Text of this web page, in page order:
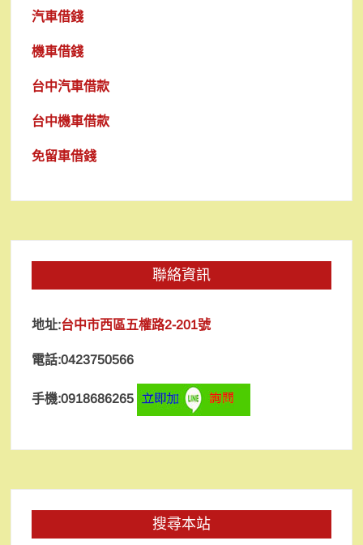
汽車借錢
機車借錢
台中汽車借款
台中機車借款
免留車借錢
聯絡資訊
地址:台中市西區五權路2-201號
電話:0423750566
手機:0918686265
搜尋本站